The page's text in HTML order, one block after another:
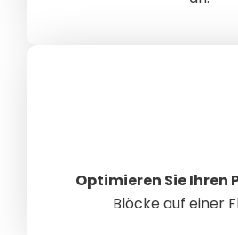
Optimieren Sie Ihren
Blöcke auf einer